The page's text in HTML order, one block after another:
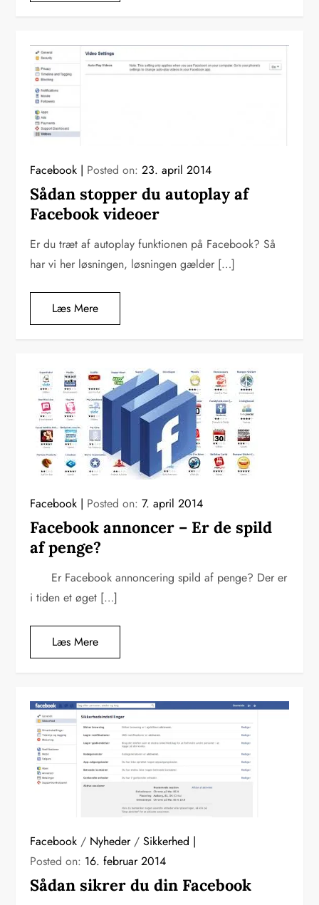
Facebook Posted on:23. april 2014
Sådan stopper du autoplay af
Facebook videoer
Er du træt af autoplay funktionen på Facebook? Så
har vi her løsningen, løsningen gælder […]
Læs Mere
Facebook Posted on:7. april 2014
Facebook annoncer – Er de spild
af penge?
Er Facebook annoncering spild af penge? Der er
i tiden et øget […]
Læs Mere
Facebook / Nyheder/Sikkerhed
Posted on: 16. februar 2014
Sådan sikrer du din Facebook